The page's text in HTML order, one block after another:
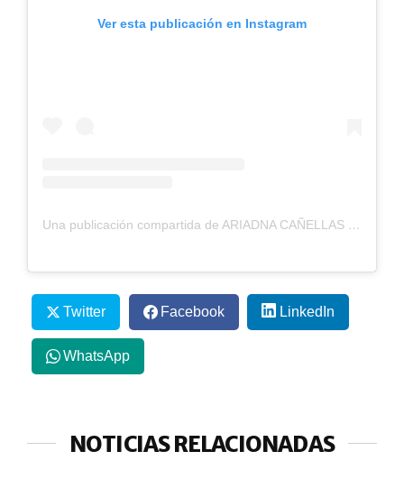
Ver esta publicación en Instagram
Una publicación compartida de ARIADNA CAÑELLAS (@ari_canellas)
Twitter Facebook LinkedIn
WhatsApp
NOTICIAS RELACIONADAS